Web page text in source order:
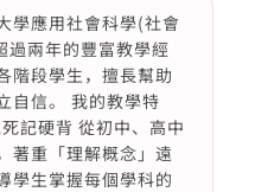
學應用社會科學(社會
兩年的豐富教學經
階段學生，擅長幫助
自信。 我的教學特
記硬背 從初中、高中
著重「理解概念」遠
學生掌握每個學科的